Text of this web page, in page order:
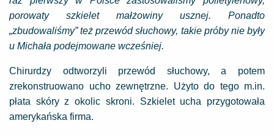
porowaty szkielet małżowiny usznej. Ponadto
„zbudowaliśmy” też przewód słuchowy, takie próby nie były
u Michała podejmowane wcześniej.
Chirurdzy odtworzyli przewód słuchowy, a potem
zrekonstruowano ucho zewnętrzne. Użyto do tego m.in.
płata skóry z okolic skroni. Szkielet ucha przygotowała
amerykańska firma.